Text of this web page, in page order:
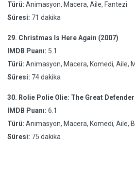
Türü: Animasyon, Macera, Aile, Fantezi
Süresi: 71 dakika
29. Christmas Is Here Again (2007)
IMDB Puanı: 5.1
Türü: Animasyon, Macera, Komedi, Aile,
Süresi: 74 dakika
30. Rolie Polie Olie: The Great
IMDB Puanı: 6.1
Türü: Animasyon, Macera, Komedi, Aile,
Süresi: 75 dakika